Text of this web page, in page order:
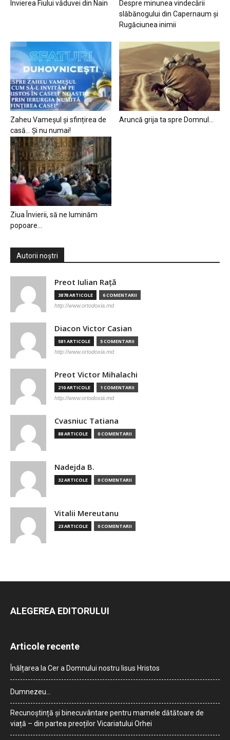
Învierea Fiului văduvei din Nain
Despre minunea vindecării
slăbănogului din Capernaum și
Rugăciunea inimii
Zaheu Vameșul și sfințirea de
casă… Și nu numai!
Aruncă grija ta spre Domnul…
Ziua Învierii, să ne luminăm
popoare…
Autorii noștri
Preot Iulian Raţă
3878 ARTICOLE 6 COMENTARII
http://www.ortodoxia.md
Diacon Victor Casian
581 ARTICOLE 5 COMENTARII
http://www.ortodoxia.md
Preot Victor Mihalachi
210 ARTICOLE 1 COMENTARII
http://www.ortodoxia.md
Cvasniuc Tatiana
88 ARTICOLE 0 COMENTARII
Nadejda B.
32 ARTICOLE 0 COMENTARII
Vitalii Mereutanu
23 ARTICOLE 0 COMENTARII
ALEGEREA EDITORULUI
Articole recente
Înălțarea la Cer a Domnului nostru Iisus Hristos
Dumnezeu…
Recunoștință și binecuvântare pentru mamele dătătoare de
viață – din partea preoților Vicariatului Orhei